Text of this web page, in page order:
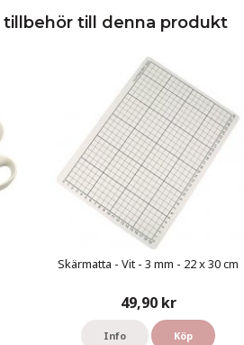
till denna produkt
Skärmatta - Vit - 3 mm - 22 x 30 cm
49,90 kr
Info Köp